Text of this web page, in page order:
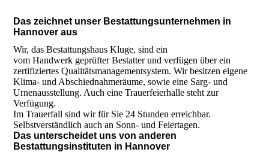
Das zeichnet unser Bestattungsunternehmen in
Hannover aus
Wir, das Bestattungshaus Kluge, sind ein
vom Handwerk geprüfter Bestatter und verfügen über ein
zertifiziertes Qualitätsmanagementsystem. Wir besitzen eigene
Klima- und Abschiednahmeräume, sowie eine Sarg- und
Urnenausstellung. Auch eine Trauerfeierhalle steht zur
Verfügung.
Im Trauerfall sind wir für Sie 24 Stunden erreichbar.
Selbstverständlich auch an Sonn- und Feiertagen.
Das unterscheidet uns von anderen
Bestattungsinstituten in Hannover